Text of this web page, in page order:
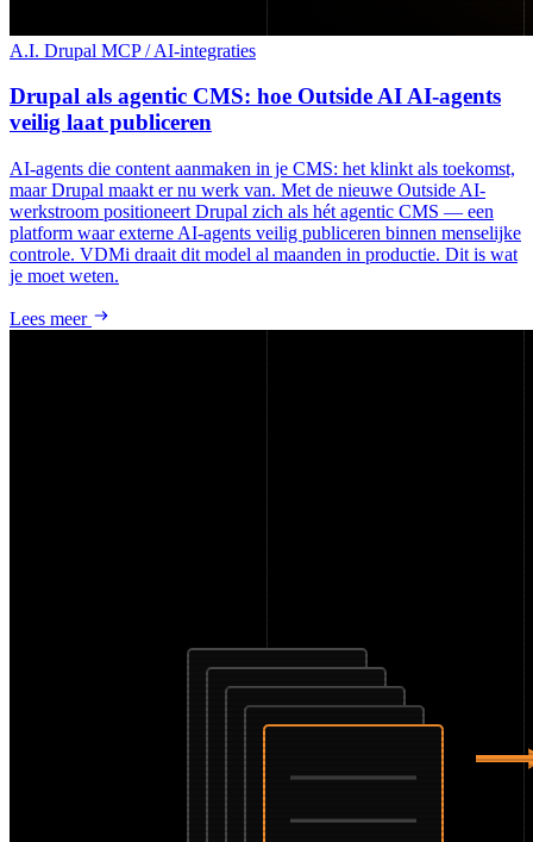
A.I. Drupal MCP / AI-integraties
Drupal als agentic CMS: hoe Outside AI AI-agents
veilig laat publiceren
AI-agents die content aanmaken in je CMS: het klinkt als toekomst,
maar Drupal maakt er nu werk van. Met de nieuwe Outside AI-
werkstroom positioneert Drupal zich als hét agentic CMS — een
platform waar externe AI-agents veilig publiceren binnen menselijke
controle. VDMi draait dit model al maanden in productie. Dit is wat
je moet weten.
Lees meer